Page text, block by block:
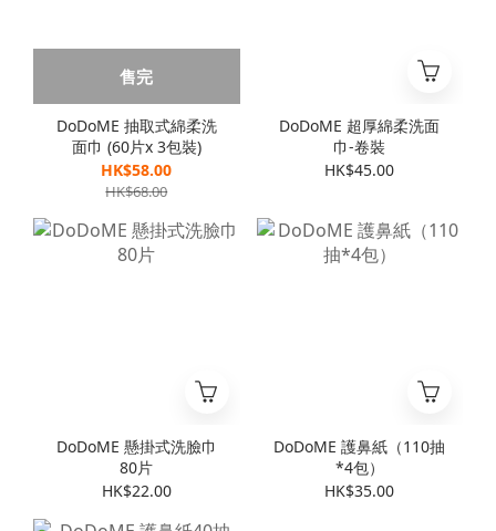
售完
DoDoME 抽取式綿柔洗
面巾 (60片x 3包裝)
HK$58.00
HK$68.00
DoDoME 超厚綿柔洗面
巾-卷裝
HK$45.00
DoDoME 懸掛式洗臉巾
80片
HK$22.00
DoDoME 護鼻紙（110抽
*4包）
HK$35.00